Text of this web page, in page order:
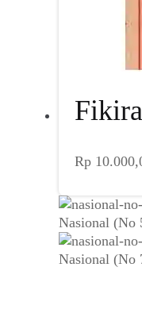
Rp
Nasional (No
Nasional (No